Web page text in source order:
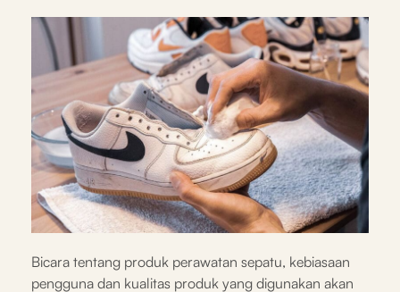
Bicara tentang produk perawatan sepatu, kebiasaan
pengguna dan kualitas produk yang digunakan akan